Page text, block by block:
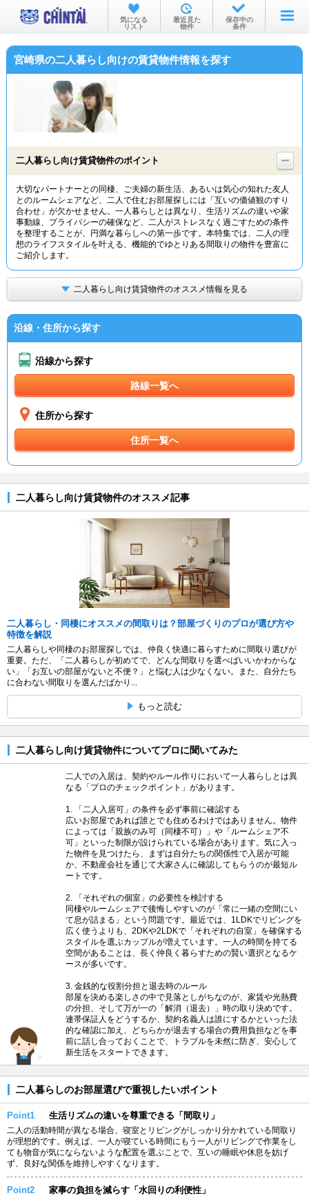
お部屋を探す
沿線・駅から
物件特集から
TOP
気になる
リスト
最近見た
物件
保存中の
条件
宮崎県の二人暮らし向けの賃貸物件情報を探す
二人暮らし向け賃貸物件のポイント
大切なパートナーとの同棲、ご夫婦の新生活、あるいは気心の知れた友人
とのルームシェアなど、二人で住むお部屋探しには「互いの価値観のすり
合わせ」が欠かせません。一人暮らしとは異なり、生活リズムの違いや家
事動線、プライバシーの確保など、二人がストレスなく過ごすための条件
を整理することが、円満な暮らしへの第一歩です。本特集では、二人の理
想のライフスタイルを叶える、機能的でゆとりある間取りの物件を豊富に
ご紹介します。
二人暮らし向け賃貸物件のオススメ情報を見る
沿線・住所から探す
沿線から探す
路線一覧へ
住所から探す
住所一覧へ
二人暮らし向け賃貸物件のオススメ記事
二人暮らし・同棲にオススメの間取りは？部屋づくりのプロが選び方や
特徴を解説
二人暮らしや同棲のお部屋探しでは、仲良く快適に暮らすために間取り選びが
重要。ただ、「二人暮らしが初めてで、どんな間取りを選べばいいかわからな
い」「お互いの部屋がないと不便？」と悩む人は少なくない。また、自分たち
に合わない間取りを選んだばかり...
もっと読む
二人暮らし向け賃貸物件についてプロに聞いてみた
二人での入居は、契約やルール作りにおいて一人暮らしとは異
なる「プロのチェックポイント」があります。
1. 「二人入居可」の条件を必ず事前に確認する
広いお部屋であれば誰とでも住めるわけではありません。物件
によっては「親族のみ可（同棲不可）」や「ルームシェア不
可」といった制限が設けられている場合があります。気に入っ
た物件を見つけたら、まずは自分たちの関係性で入居が可能
か、不動産会社を通じて大家さんに確認してもらうのが最短ル
ートです。
2. 「それぞれの個室」の必要性を検討する
同棲やルームシェアで後悔しやすいのが「常に一緒の空間にい
て息が詰まる」という問題です。最近では、1LDKでリビングを
広く使うよりも、2DKや2LDKで「それぞれの自室」を確保する
スタイルを選ぶカップルが増えています。一人の時間を持てる
空間があることは、長く仲良く暮らすための賢い選択となるケ
ースが多いです。
3. 金銭的な役割分担と退去時のルール
部屋を決める楽しさの中で見落としがちなのが、家賃や光熱費
の分担、そして万が一の「解消（退去）」時の取り決めです。
連帯保証人をどうするか、契約名義人は誰にするかといった法
的な確認に加え、どちらかが退去する場合の費用負担などを事
前に話し合っておくことで、トラブルを未然に防ぎ、安心して
新生活をスタートできます。
二人暮らしのお部屋選びで重視したいポイント
Point1 生活リズムの違いを尊重できる「間取り」
二人の活動時間が異なる場合、寝室とリビングがしっかり分かれている間取り
が理想的です。例えば、一人が寝ている時間にもう一人がリビングで作業をし
ても物音が気にならないような配置を選ぶことで、互いの睡眠や休息を妨げ
ず、良好な関係を維持しやすくなります。
Point2 家事の負担を減らす「水回りの利便性」